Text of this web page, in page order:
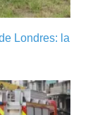
Londres: la